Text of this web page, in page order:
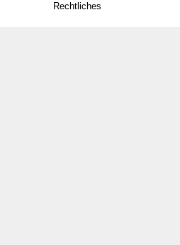
Rechtliches